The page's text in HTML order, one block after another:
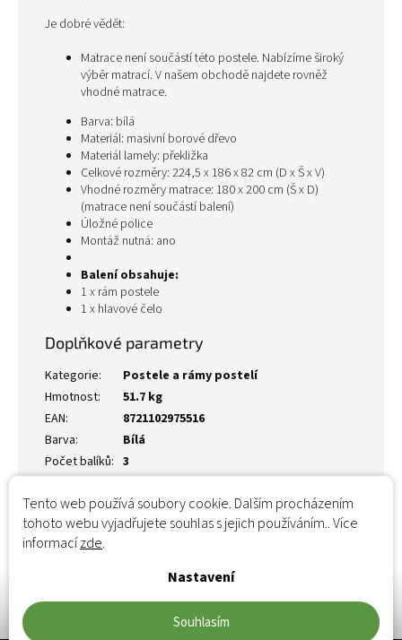
Tento web používá soubory cookie. Dalším procházením
tohoto webu vyjadřujete souhlas s jejich používáním.. Více
informacízde.
Nastavení
Souhlasím
Je dobré vědět:
Matrace není součástí této postele. Nabízíme široký
výběr matrací. V našem obchodě najdete rovněž
vhodné matrace.
Barva: bílá
Materiál: masivní borové dřevo
Materiál lamely: překližka
Celkové rozměry: 224,5 x 186 x 82 cm (D x Š x V)
Vhodné rozměry matrace: 180 x 200 cm (Š x D)
(matrace není součástí balení)
Úložné police
Montáž nutná: ano
Balení obsahuje:
1 x rám postele
1 x hlavové čelo
Doplňkové parametry
Kategorie:
Postele a rámy postelí
Hmotnost:
51.7 kg
EAN:
8721102975516
Barva:
Bílá
Počet balíků: 3